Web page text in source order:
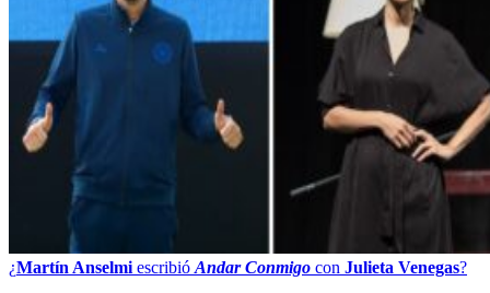
¿Martín Anselmi escribió Andar Conmigo con Julieta Venegas?